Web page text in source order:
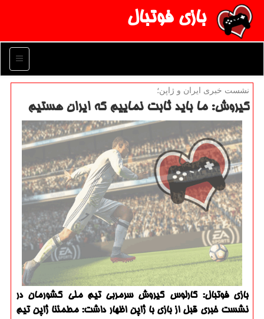
بازی فوتبال
منو
نشست خبری ایران و ژاپن؛
كیروش: ما باید ثابت نماییم كه ایران هستیم
بازی فوتبال: كارلوس كیروش سرمربی تیم ملی كشورمان در
نشست خبری قبل از بازی با ژاپن اظهار داشت: مطمئنا ژاپن تیم